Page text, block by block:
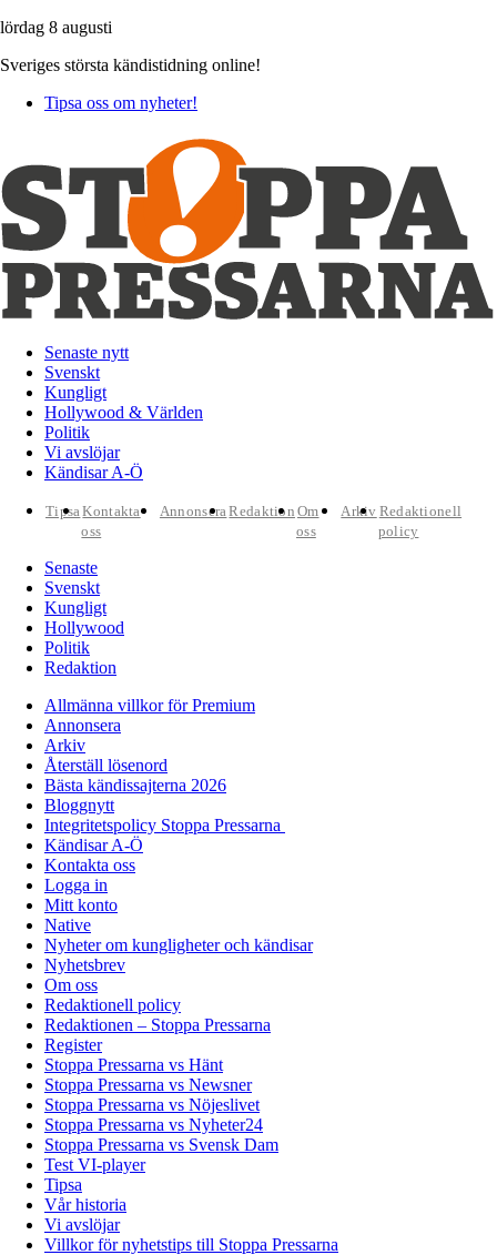
lördag 8 augusti
Sveriges största kändistidning online!
Tipsa oss om nyheter!
Senaste nytt
Svenskt
Kungligt
Hollywood & Världen
Politik
Vi avslöjar
Kändisar A-Ö
TipsaKontakta
oss
AnnonseraRedaktion Om
oss
Arkiv Redaktionell
policy
Senaste
Svenskt
Kungligt
Hollywood
Politik
Redaktion
Allmänna villkor för Premium
Annonsera
Arkiv
Återställ lösenord
Bästa kändissajterna 2026
Bloggnytt
Integritetspolicy Stoppa Pressarna
Kändisar A-Ö
Kontakta oss
Logga in
Mitt konto
Native
Nyheter om kungligheter och kändisar
Nyhetsbrev
Om oss
Redaktionell policy
Redaktionen – Stoppa Pressarna
Register
Stoppa Pressarna vs Hänt
Stoppa Pressarna vs Newsner
Stoppa Pressarna vs Nöjeslivet
Stoppa Pressarna vs Nyheter24
Stoppa Pressarna vs Svensk Dam
Test VI-player
Tipsa
Vår historia
Vi avslöjar
Villkor för nyhetstips till Stoppa Pressarna